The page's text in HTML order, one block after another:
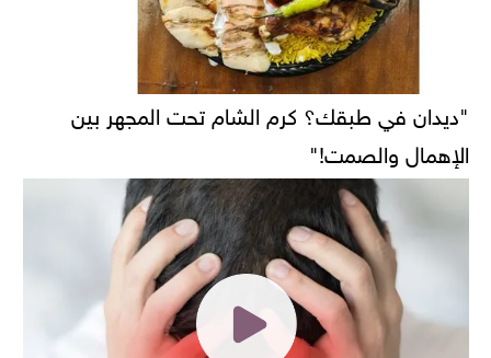
"ديدان في طبقك؟ كرم الشام تحت المجهر بين
الإهمال والصمت!"